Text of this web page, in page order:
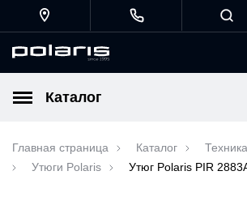
Каталог
Главная страница Каталог
Утюги Polaris
Утюг Polaris PIR